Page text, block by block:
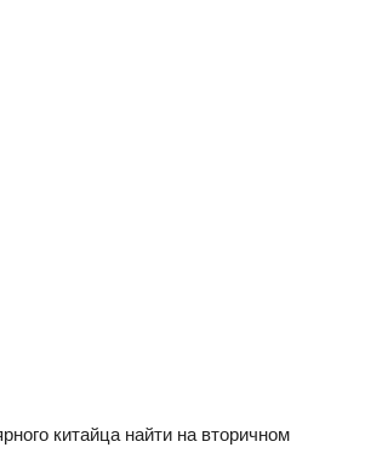
китайца найти на вторичном